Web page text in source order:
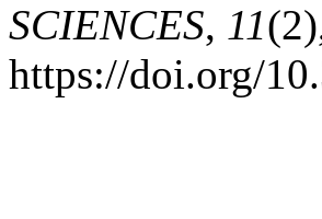
SCIENCES, 11
https://doi.org/